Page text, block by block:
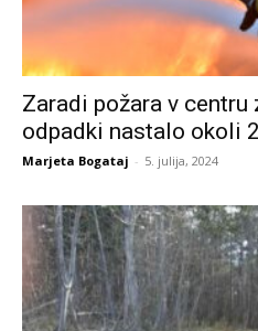
Zaradi požara v centru
odpadki nastalo okoli
Marjeta Bogataj - 5. julija, 2024